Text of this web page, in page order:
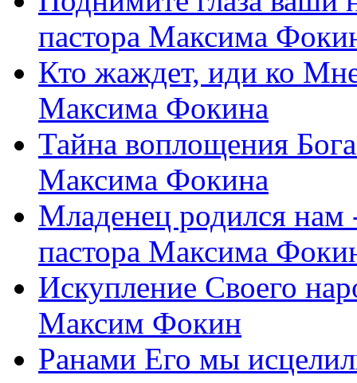
пастора Максима
Кто жаждет, иди ко
Максима Фокина
Тайна воплощения
Максима Фокина
Младенец родился
пастора Максима
Искупление Своего
Максим Фокин
Ранами Его мы